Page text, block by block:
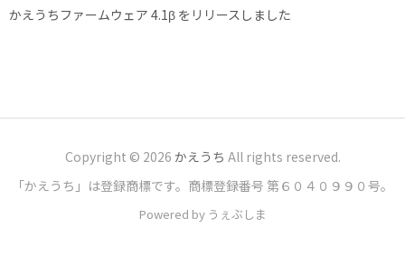
かえうちファームウェア 4.1β をリリースしました
Copyright © 2026 かえうち All rights reserved.
「かえうち」は登録商標です。商標登録番号 第６０４０９９０号。
Powered by うぇぶしま